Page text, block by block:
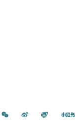
微信 微博 飞猪